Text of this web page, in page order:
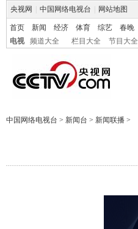
央视网 中国网络电视台 网站地图
首页 新闻 经济 体育 综艺 春晚
电视
频道大全 栏目大全 节目大全
中国网络电视台 > 新闻台 > 新闻联播 >